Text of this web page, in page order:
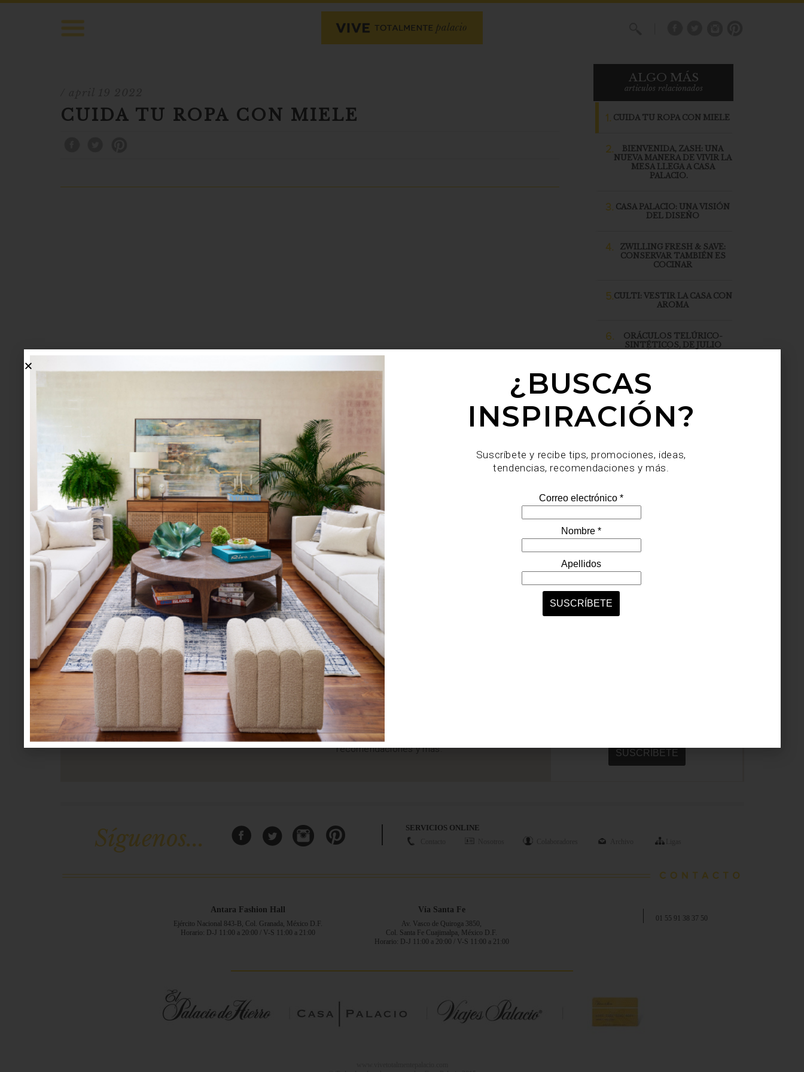
CUIDA TU ROPA CON MIELE
ALGO MÁS
articulos relacionados
1. CUIDA TU ROPA CON MIELE
2.
BIENVENIDA, ZASH: UNA
NUEVA MANERA DE VIVIR LA
MESA LLEGA A CASA
PALACIO.
3. CASA PALACIO: UNA VISIÓN
DEL DISEÑO
4.
ZWILLING FRESH & SAVE:
CONSERVAR TAMBIÉN ES
COCINAR
5.CULTI: VESTIR LA CASA CON
AROMA
6.
ORÁCULOS TELÚRICO-
SINTÉTICOS, DE JULIO
lo más nuevo
BIENVENIDA, ZASH: UNA
NUEVA MANERA DE VIVIR
LA MESA LLEGA A CASA
PALACIO.
mesa y cocina
august 05 2026
¿BUSCAS MÁS
INSPIRACIÓN?
Suscríbete y recibe tips, promociones, ideas, tendencias,
recomendaciones y más.
Síguenos... SERVICIOS ONLINE
Antara Fashion Hall
Ejército Nacional 843-B, Col. Granada, México D.F.
Horario: D-J 11:00 a 20:00 / V-S 11:00 a 21:00
Vía Santa Fe
Av. Vasco de Quiroga 3850,
Col. Santa Fe Cuajimalpa, México D.F.
Horario: D-J 11:00 a 20:00 / V-S 11:00 a 21:00
01 55 91 38 37 50
¿BUSCAS
INSPIRACIÓN?
Suscríbete y recibe tips, promociones, ideas,
tendencias, recomendaciones y más.